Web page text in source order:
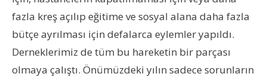
fazla kreş açılıp eğitime ve sosyal alana daha fazla
bütçe ayrılması için defalarca eylemler yapıldı.
Derneklerimiz de tüm bu hareketin bir parçası
olmaya çalıştı. Önümüzdeki yılın sadece sorunların